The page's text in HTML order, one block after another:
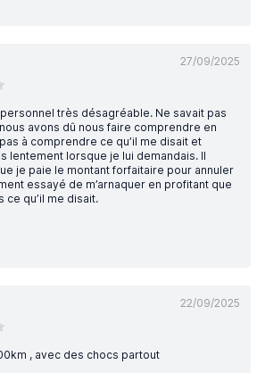
27/09/2025
très désagréable. Ne savait pas
avons dû nous faire comprendre en
à comprendre ce qu’il me disait et
lentement lorsque je lui demandais. Il
je paie le montant forfaitaire pour annuler
essayé de m’arnaquer en profitant que
ce qu’il me disait.
22/09/2025
, avec des chocs partout